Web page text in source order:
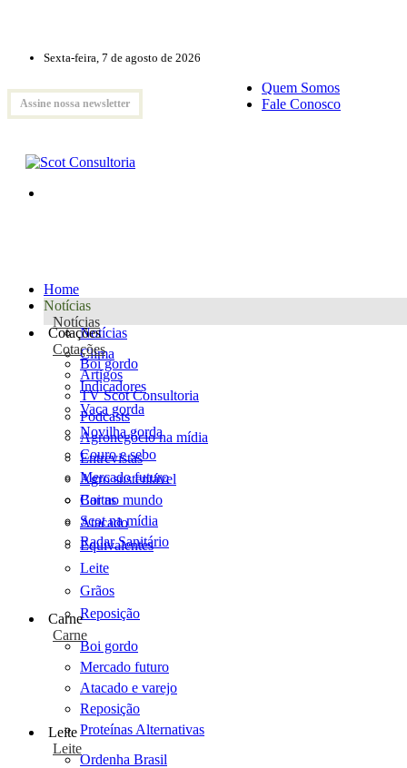
Sexta-feira, 7 de agosto de 2026
Assine nossa newsletter
Quem Somos
Fale Conosco
Home
Notícias
Notícias
Notícias
Clima
Artigos
TV Scot Consultoria
Podcasts
Agronegócio na mídia
Entrevistas
Agro sustentável
Cartas
Scot na mídia
Radar Sanitário
Cotações
Cotações
Boi gordo
Indicadores
Vaca gorda
Novilha gorda
Couro e sebo
Mercado futuro
Boi no mundo
Atacado
Equivalentes
Leite
Grãos
Reposição
Carne
Carne
Boi gordo
Mercado futuro
Atacado e varejo
Reposição
Proteínas Alternativas
Leite
Leite
Ordenha Brasil